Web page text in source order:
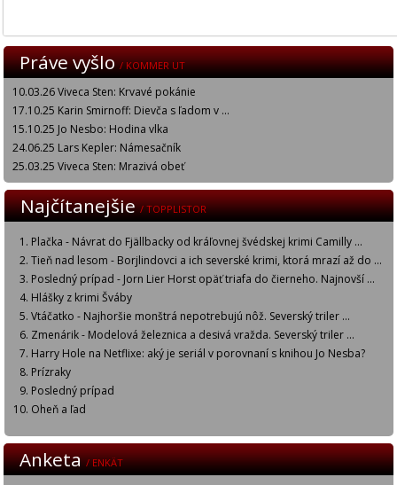
Práve vyšlo/ KOMMER UT
10.03.26 Viveca Sten: Krvavé pokánie
17.10.25 Karin Smirnoff: Dievča s ľadom v ...
15.10.25 Jo Nesbo: Hodina vlka
24.06.25 Lars Kepler: Námesačník
25.03.25 Viveca Sten: Mrazivá obeť
Najčítanejšie/ TOPPLISTOR
Plačka - Návrat do Fjällbacky od kráľovnej švédskej krimi Camilly ...
Tieň nad lesom - Borjlindovci a ich severské krimi, ktorá mrazí až do ...
Posledný prípad - Jorn Lier Horst opäť triafa do čierneho. Najnovší ...
Hlášky z krimi Šváby
Vtáčatko - Najhoršie monštrá nepotrebujú nôž. Severský triler ...
Zmenárik - Modelová železnica a desivá vražda. Severský triler ...
Harry Hole na Netflixe: aký je seriál v porovnaní s knihou Jo Nesba?
Prízraky
Posledný prípad
Oheň a ľad
Anketa/ ENKÄT